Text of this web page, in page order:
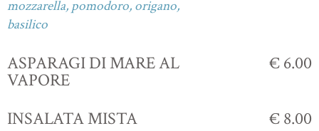
mozzarella, pomodoro, origano,
basilico
ASPARAGI DI MARE AL
VAPORE
€ 6.00
INSALATA MISTA € 8.00